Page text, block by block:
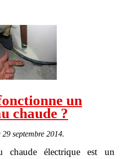
Malabry
Malakoff
Cloud
Vanves
Colombes
Colombes
un
chaude ?
septembre 2014.
chaude électrique est un